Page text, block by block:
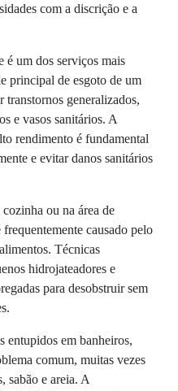
com a discrição e a
é um dos serviços mais
principal de esgoto de um
transtornos generalizados,
e vasos sanitários. A
rendimento é fundamental
e evitar danos sanitários
cozinha ou na área de
causado pelo
Técnicas
hidrojateadores e
para desobstruir sem
entupidos em banheiros,
comum, muitas vezes
sabão e areia. A